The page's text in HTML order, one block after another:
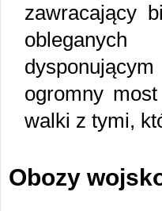
zawracający
ogromny
walki z tymi,
Obozy